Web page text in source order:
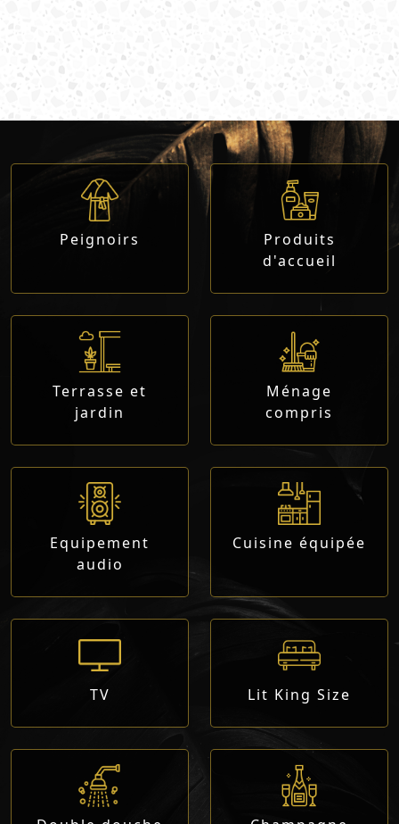
Peignoirs
Produits
d'accueil
Terrasse et
jardin
Ménage
compris
Equipement
audio
Cuisine équipée
TV Lit King Size